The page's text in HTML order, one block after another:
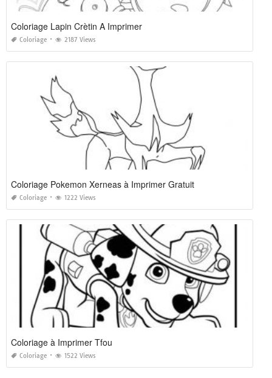
Coloriage Lapin Crètin A Imprimer
Coloriage 2187 Views
Coloriage Pokemon Xerneas à Imprimer Gratuit
Coloriage 1222 Views
Coloriage à Imprimer Tfou
Coloriage 1522 Views